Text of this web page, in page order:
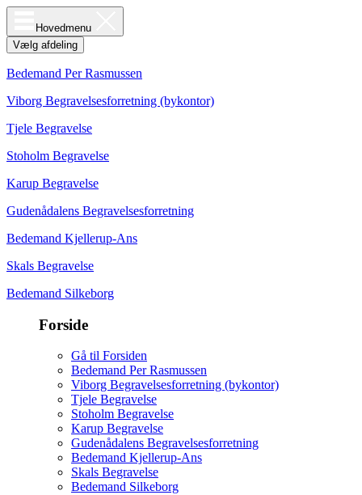
Hovedmenu
Vælg afdeling
Bedemand Per Rasmussen
Viborg Begravelsesforretning (bykontor)
Tjele Begravelse
Stoholm Begravelse
Karup Begravelse
Gudenådalens Begravelsesforretning
Bedemand Kjellerup-Ans
Skals Begravelse
Bedemand Silkeborg
Forside
Gå til Forsiden
Bedemand Per Rasmussen
Viborg Begravelsesforretning (bykontor)
Tjele Begravelse
Stoholm Begravelse
Karup Begravelse
Gudenådalens Begravelsesforretning
Bedemand Kjellerup-Ans
Skals Begravelse
Bedemand Silkeborg